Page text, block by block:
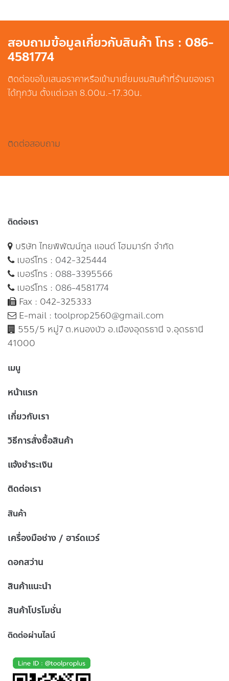
สอบถามข้อมูลเกี่ยวกับสินค้า โทร : 086-
4581774
ติดต่อขอใบเสนอราคาหรือเข้ามาเยี่ยมชมสินค้าที่ร้านของเรา
ได้ทุกวัน ตั้งแต่เวลา 8.00น.-17.30น.
ติดต่อสอบถาม
ติดต่อเรา
บริษัท ไทยพิพัฒน์ทูล แอนด์ โฮมมาร์ท จำกัด
เบอร์โทร : 042-325444
เบอร์โทร : 088-3395566
เบอร์โทร : 086-4581774
Fax : 042-325333
E-mail : toolprop2560@gmail.com
555/5 หมู่7 ต.หนองบัว อ.เมืองอุดรธานี จ.อุดรธานี
41000
เมนู
หน้าแรก
เกี่ยวกับเรา
วิธีการสั่งซื้อสินค้า
แจ้งชำระเงิน
ติดต่อเรา
สินค้า
เครื่องมือช่าง / ฮาร์ดแวร์
ดอกสว่าน
สินค้าแนะนำ
สินค้าโปรโมชั่น
ติดต่อผ่านไลน์